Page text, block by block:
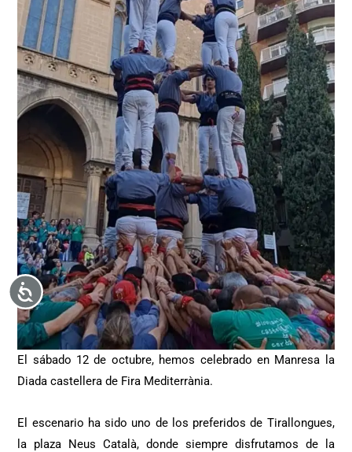
Accesibilidad
El sábado 12 de octubre, hemos celebrado en Manresa la
Diada castellera de Fira Mediterrània.
El escenario ha sido uno de los preferidos de Tirallongues,
la plaza Neus Català, donde siempre disfrutamos de la